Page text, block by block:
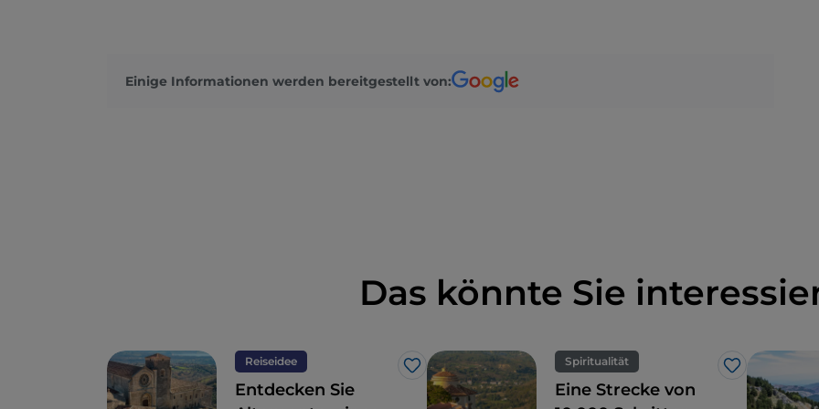
Einige Informationen werden bereitgestellt von:
Das könnte Sie
Reiseidee
Like
Entdecken Sie
Spiritualität
Like
Eine Strecke von